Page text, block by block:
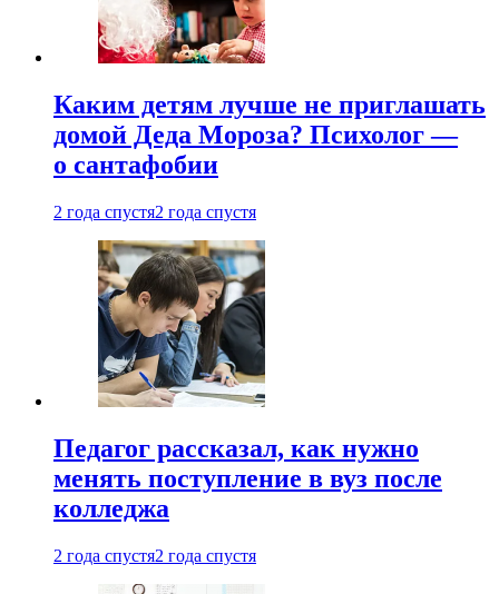
Каким детям лучше не приглашать
домой Деда Мороза? Психолог —
о сантафобии
2 года спустя2 года спустя
Педагог рассказал, как нужно
менять поступление в вуз после
колледжа
2 года спустя2 года спустя